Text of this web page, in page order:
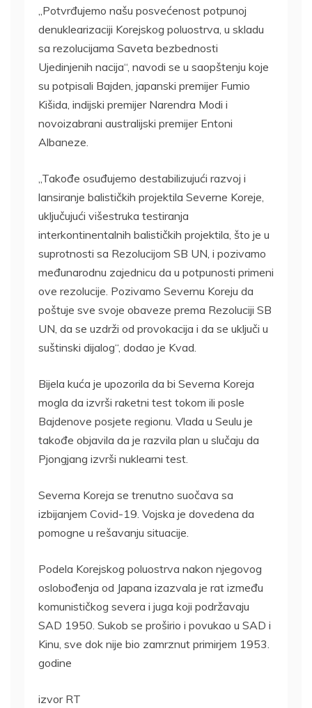
„Potvrđujemo našu posvećenost potpunoj
denuklearizaciji Korejskog poluostrva, u skladu
sa rezolucijama Saveta bezbednosti
Ujedinjenih nacija“, navodi se u saopštenju koje
su potpisali Bajden, japanski premijer Fumio
Kišida, indijski premijer Narendra Modi i
novoizabrani australijski premijer Entoni
Albaneze.
„Takođe osuđujemo destabilizujući razvoj i
lansiranje balističkih projektila Severne Koreje,
uključujući višestruka testiranja
interkontinentalnih balističkih projektila, što je u
suprotnosti sa Rezolucijom SB UN, i pozivamo
međunarodnu zajednicu da u potpunosti primeni
ove rezolucije. Pozivamo Severnu Koreju da
poštuje sve svoje obaveze prema Rezoluciji SB
UN, da se uzdrži od provokacija i da se uključi u
suštinski dijalog“, dodao je Kvad.
Bijela kuća je upozorila da bi Severna Koreja
mogla da izvrši raketni test tokom ili posle
Bajdenove posjete regionu. Vlada u Seulu je
takođe objavila da je razvila plan u slučaju da
Pjongjang izvrši nuklearni test.
Severna Koreja se trenutno suočava sa
izbijanjem Covid-19. Vojska je dovedena da
pomogne u rešavanju situacije.
Podela Korejskog poluostrva nakon njegovog
oslobođenja od Japana izazvala je rat između
komunističkog severa i juga koji podržavaju
SAD 1950. Sukob se proširio i povukao u SAD i
Kinu, sve dok nije bio zamrznut primirjem 1953.
godine
izvor RT